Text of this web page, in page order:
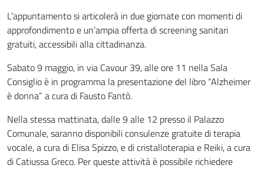
L’appuntamento si articolerà in due giornate con momenti di
approfondimento e un’ampia offerta di screening sanitari
gratuiti, accessibili alla cittadinanza.
Sabato 9 maggio, in via Cavour 39, alle ore 11 nella Sala
Consiglio è in programma la presentazione del libro “Alzheimer
è donna” a cura di Fausto Fantò.
Nella stessa mattinata, dalle 9 alle 12 presso il Palazzo
Comunale, saranno disponibili consulenze gratuite di terapia
vocale, a cura di Elisa Spizzo, e di cristalloterapia e Reiki, a cura
di Catiussa Greco. Per queste attività è possibile richiedere